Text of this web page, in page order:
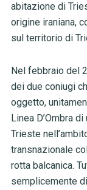
abitazione di
origine iraniana,
sul territorio di
Nel febbraio del
dei due coniugi
oggetto,
Linea D’Ombra
Trieste
transnazionale
rotta balcanica.
semplicemente